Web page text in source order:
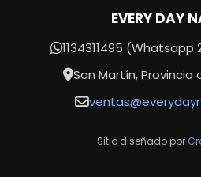
EVERY DAY
1134311495 (Whatsapp
San Martín, Provincia
Sitio diseñado por